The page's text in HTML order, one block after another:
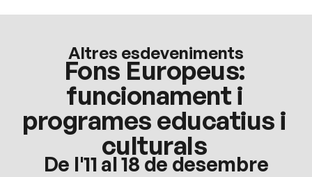
Altres esdeveniments
Fons Europeus:
funcionament i
programes educatius i
culturals
De l'11 al 18 de desembre